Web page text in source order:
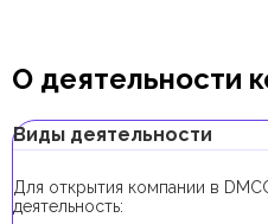
О деятельности
Виды деятельности
Для открытия компании в
деятельность: